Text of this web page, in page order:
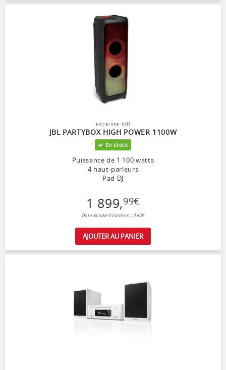
Enceinte hifi
JBL PARTYBOX HIGH POWER 1100W
En stock
Puissance de 1 100 watts
4 haut-parleurs
Pad DJ
1 899,99€
Dont Ecoparticipation : 0,42€
AJOUTER AU PANIER